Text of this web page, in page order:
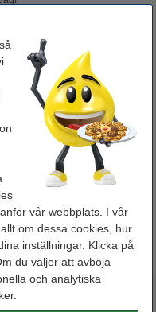
vår webbplats. I vår
om dessa cookies, hur
inställningar. Klicka på
du väljer att avböja
och analytiska